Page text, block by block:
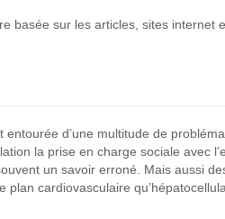
basée sur les articles, sites internet
entourée d’une multitude de
la prise en charge sociale avec
un savoir erroné. Mais aussi
plan cardiovasculaire